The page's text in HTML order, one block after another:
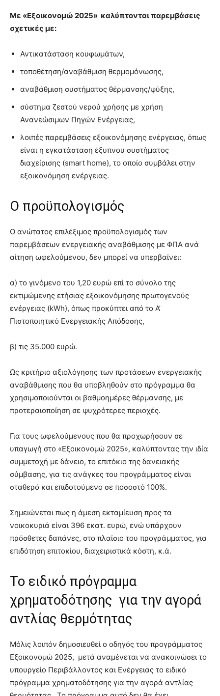
Με «Εξοικονομώ 2025» καλύπτονται παρεμβάσεις
σχετικές με:
Αντικατάσταση κουφωμάτων,
τοποθέτηση/αναβάθμιση θερμομόνωσης,
αναβάθμιση συστήματος θέρμανσης/ψύξης,
σύστημα ζεστού νερού χρήσης με χρήση
Ανανεώσιμων Πηγών Ενέργειας,
λοιπές παρεμβάσεις εξοικονόμησης ενέργειας, όπως
είναι η εγκατάσταση έξυπνου συστήματος
διαχείρισης (smart home), το οποίο συμβάλει στην
εξοικονόμηση ενέργειας.
Ο προϋπολογισμός
Ο ανώτατος επιλέξιμος προϋπολογισμός των
παρεμβάσεων ενεργειακής αναβάθμισης με ΦΠΑ ανά
αίτηση ωφελούμενου, δεν μπορεί να υπερβαίνει:
α) το γινόμενο του 1,20 ευρώ επί το σύνολο της
εκτιμώμενης ετήσιας εξοικονόμησης πρωτογενούς
ενέργειας (kWh), όπως προκύπτει από το Α’
Πιστοποιητικό Ενεργειακής Απόδοσης,
β) τις 35.000 ευρώ.
Ως κριτήριο αξιολόγησης των προτάσεων ενεργειακής
αναβάθμισης που θα υποβληθούν στο πρόγραμμα θα
χρησιμοποιούνται οι βαθμοημέρες θέρμανσης, με
προτεραιοποίηση σε ψυχρότερες περιοχές.
Για τους ωφελούμενους που θα προχωρήσουν σε
υπαγωγή στο «Εξοικονομώ 2025», καλύπτοντας την ιδία
συμμετοχή με δάνειο, το επιτόκιο της δανειακής
σύμβασης, για τις ανάγκες του προγράμματος είναι
σταθερό και επιδοτούμενο σε ποσοστό 100%.
Σημειώνεται πως η άμεση εκταμίευση προς τα
νοικοκυριά είναι 396 εκατ. ευρώ, ενώ υπάρχουν
πρόσθετες δαπάνες, στο πλαίσιο του προγράμματος, για
επιδότηση επιτοκίου, διαχειριστικά κόστη, κ.ά.
Το ειδικό πρόγραμμα
χρηματοδότησης για την αγορά
αντλίας θερμότητας
Μόλις λοιπόν δημοσιευθεί ο οδηγός του προγράμματος
Εξοικονομώ 2025, μετά αναμένεται να ανακοινώσει το
υπουργείο Περιβάλλοντος και Ενέργειας το ειδικό
πρόγραμμα χρηματοδότησης για την αγορά αντλίας